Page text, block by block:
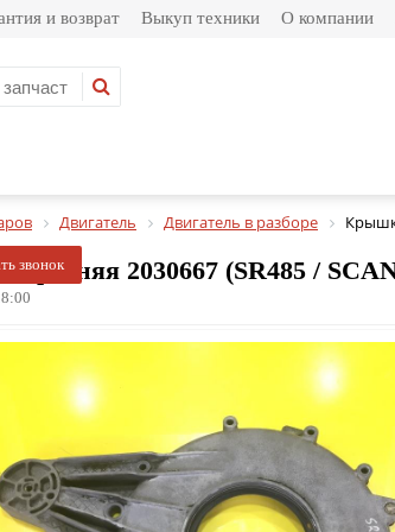
и возврат Выкуп техники О компании
звонок
Двигатель Двигатель в разборе
2030667 (SR485 /